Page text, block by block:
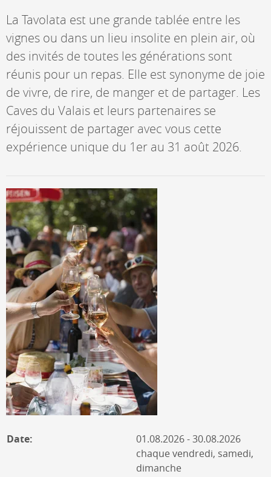
La Tavolata est une grande tablée entre les
vignes ou dans un lieu insolite en plein air, où
des invités de toutes les générations sont
réunis pour un repas. Elle est synonyme de joie
de vivre, de rire, de manger et de partager. Les
Caves du Valais et leurs partenaires se
réjouissent de partager avec vous cette
expérience unique du 1er au 31 août 2026.
Date:
01.08.2026 - 30.08.2026
chaque vendredi, samedi,
dimanche